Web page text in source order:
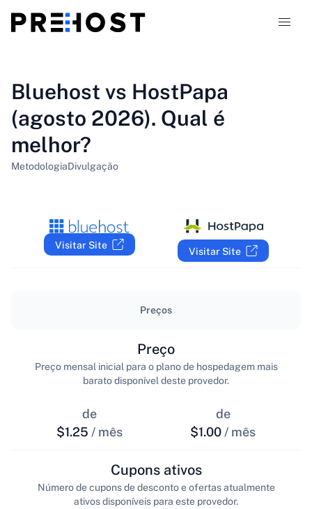
Comparações
PT-BR
Bluehost vs HostPapa
(agosto 2026). Qual é
melhor?
MetodologiaDivulgação
Visitar Site
Visitar Site
Preços
de
$1.25 / mês
Preço
Preço mensal inicial para o plano de hospedagem mais
barato disponível deste provedor.
de
$1.00/ mês
Cupons ativos
Número de cupons de desconto e ofertas atualmente
ativos disponíveis para este provedor.